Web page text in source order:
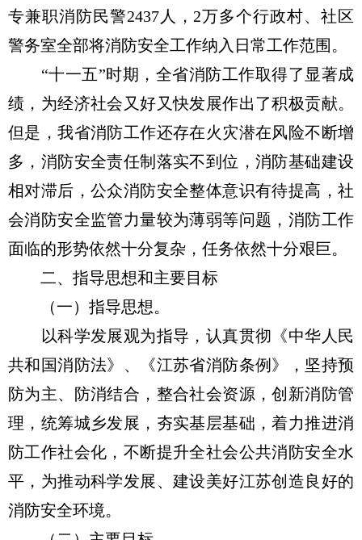
专兼职消防民警2437人，2万多个行政村、社区
警务室全部将消防安全工作纳入日常工作范围。
“十一五”时期，全省消防工作取得了显著成
绩，为经济社会又好又快发展作出了积极贡献。
但是，我省消防工作还存在火灾潜在风险不断增
多，消防安全责任制落实不到位，消防基础建设
相对滞后，公众消防安全整体意识有待提高，社
会消防安全监管力量较为薄弱等问题，消防工作
面临的形势依然十分复杂，任务依然十分艰巨。
二、指导思想和主要目标
（一）指导思想。
以科学发展观为指导，认真贯彻《中华人民
共和国消防法》、《江苏省消防条例》，坚持预
防为主、防消结合，整合社会资源，创新消防管
理，统筹城乡发展，夯实基层基础，着力推进消
防工作社会化，不断提升全社会公共消防安全水
平，为推动科学发展、建设美好江苏创造良好的
消防安全环境。